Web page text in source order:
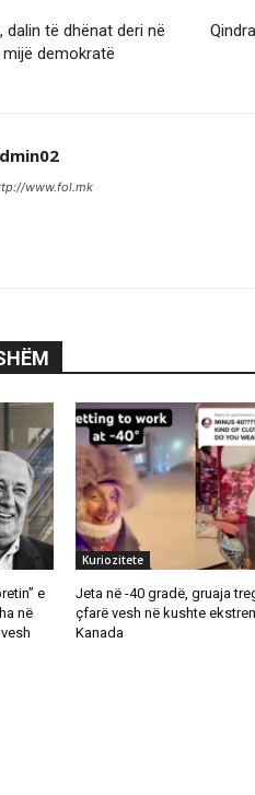
dalin të dhënat deri në
demokratë
www.fol.mk
e
në
Kuriozitete
Jeta në -40 gradë, gruaja
çfarë vesh në kushte
Kanada